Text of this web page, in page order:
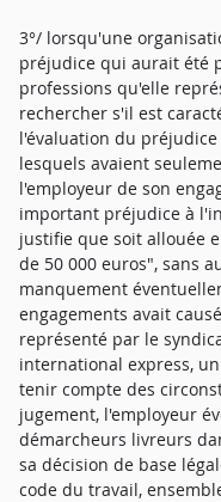
3°/ lorsqu'une
préjudice qui aurait été
professions qu'elle
rechercher s'il est
l'évaluation du
lesquels avaient
l'employeur de son
important préjudice à
justifie que soit allouée
de 50 000 euros", sans
manquement
engagements avait
représenté par le
international express,
tenir compte des
jugement, l'employeur
démarcheurs livreurs
sa décision de base
code du travail,